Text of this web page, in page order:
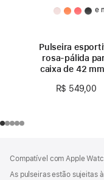
e
Pulseira
rosa-pálida
caixa de 42
R$ 549,00
de
rodapé
Compatível com Apple
As pulseiras estão sujeitas